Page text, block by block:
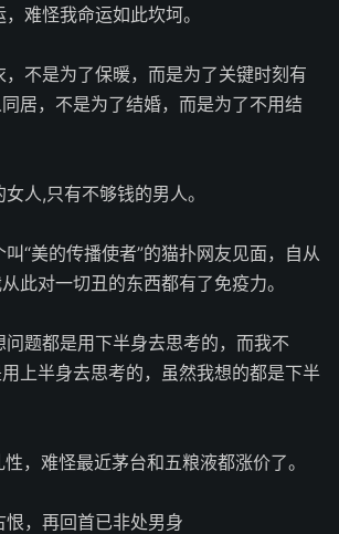
难怪我命运如此坎坷。
不是为了保暖，而是为了关键时刻有
居，不是为了结婚，而是为了不用结
人,只有不够钱的男人。
“美的传播使者”的猫扑网友见面，自从
此对一切丑的东西都有了免疫力。
题都是用下半身去思考的，而我不
上半身去思考的，虽然我想的都是下半
，难怪最近茅台和五粮液都涨价了。
，再回首已非处男身